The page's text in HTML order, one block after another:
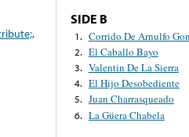
,
SIDE B
1. Corrido De Arnulfo
2. El Caballo Bayo
3. Valentin De La Sierra
4. El Hijo Desobediente
5. Juan Charrasqueado
6. La Güera Chabela